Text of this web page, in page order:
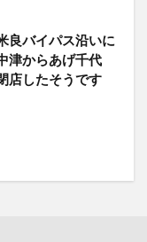
良バイパス沿いに
津からあげ千代
店したそうです